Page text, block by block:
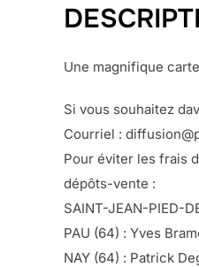
Une magnifique
Si vous souhaitez
Courriel :
Pour éviter les frais
dépôts-vente :
SAINT-JEAN-PIED-
PAU (64) : Yves
NAY (64) : Patrick